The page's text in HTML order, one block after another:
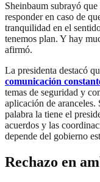
Sheinbaum subrayó
responder en caso de
tranquilidad en el
tenemos plan. Y hay
afirmó.
La presidenta destacó
comunicación
temas de seguridad y
aplicación de
palabra la tiene el
acuerdos y las
depende del gobierno
Rechazo en